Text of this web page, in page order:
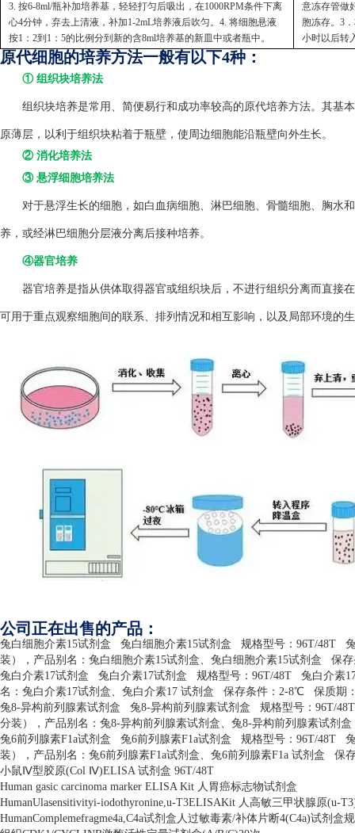
3. 按6-8ml/瓶补加培养基，轻轻打匀后吸出，在1000RPM条件下离
心4分钟，弃去上清液，补加1-2mL培养液后吹匀。4. 将细胞悬液
按1：2到1：5的比例分到新的含8ml培养基的新皿中或者瓶中。
意冻存管做
胞冻存。3
小时以后转
原代细胞的培养方法一般有以下4种：
① 组织块培养法
组织块培养是常用、简便易行和成功率较高的原代培养方法。其基
原薄层，以利于组织块粘着于瓶壁，使周边细胞能沿瓶壁向外生长。
② 消化培养法
③ 悬浮细胞培养法
对于悬浮生长的细胞，如白血病细胞、淋巴细胞、骨髓细胞、胸水
养，或经淋巴细胞分层液分离后接种培养。
④器官培养
器官培养是指从供体取得器官或组织块后，不进行组织分离而直接
可用于重点观察细胞间的联系、排列情况和相互影响，以及局部环境的
公司正在出售的产品：
兔白细胞介素15试剂盒 兔白细胞介素15试剂盒 规格型号： 96T/48T
装），产品别名：兔白细胞介素15试剂盒、兔白细胞介素15试剂盒
保
兔白介素17试剂盒 兔白介素17试剂盒 规格型号： 96T/48T 兔白介素
名：兔白介素17试剂盒、兔白介素17 试剂盒 保存条件： 2-8℃
保质期
兔8-异构前列腺素试剂盒 兔8-异构前列腺素试剂盒 规格型号： 96T/48T
分装），产品别名：兔8-异构前列腺素试剂盒、兔8-异构前列腺素试剂盒
兔6前列腺素F1a试剂盒 兔6前列腺素F1a试剂盒 规格型号： 96T/48T
装），产品别名：兔6前列腺素F1a试剂盒、兔6前列腺素F1a 试剂盒
保
小鼠Ⅳ型胶原(Col Ⅳ)ELISA 试剂盒 96T/48T
Human gasic carcinoma marker ELISA Kit 人胃癌标志物试剂盒
HumanUlasensitivityi-iodothyronine,u-T3ELISAKit 人高敏三甲状腺原(u-
HumanComplemefragme4a,C4a试剂盒人过敏毒素/补体片断4(C4a)试剂盒